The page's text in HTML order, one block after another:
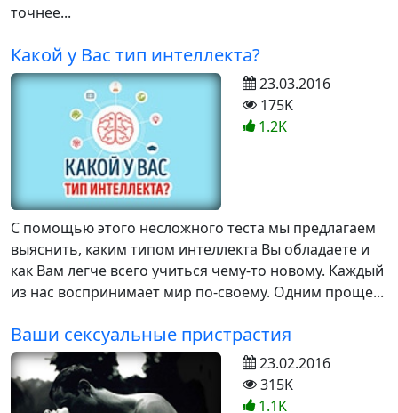
точнее...
Какой у Вас тип интеллекта?
С помощью этого несложного теста мы предлагаем
выяснить, каким типом интеллекта Вы обладаете и
как Вам легче всего учиться чему-то новому. Каждый
из нас воспринимает мир по-своему. Одним проще...
23.03.2016
175K
1.2K
Ваши сексуальные пристрастия
23.02.2016
315K
1.1K